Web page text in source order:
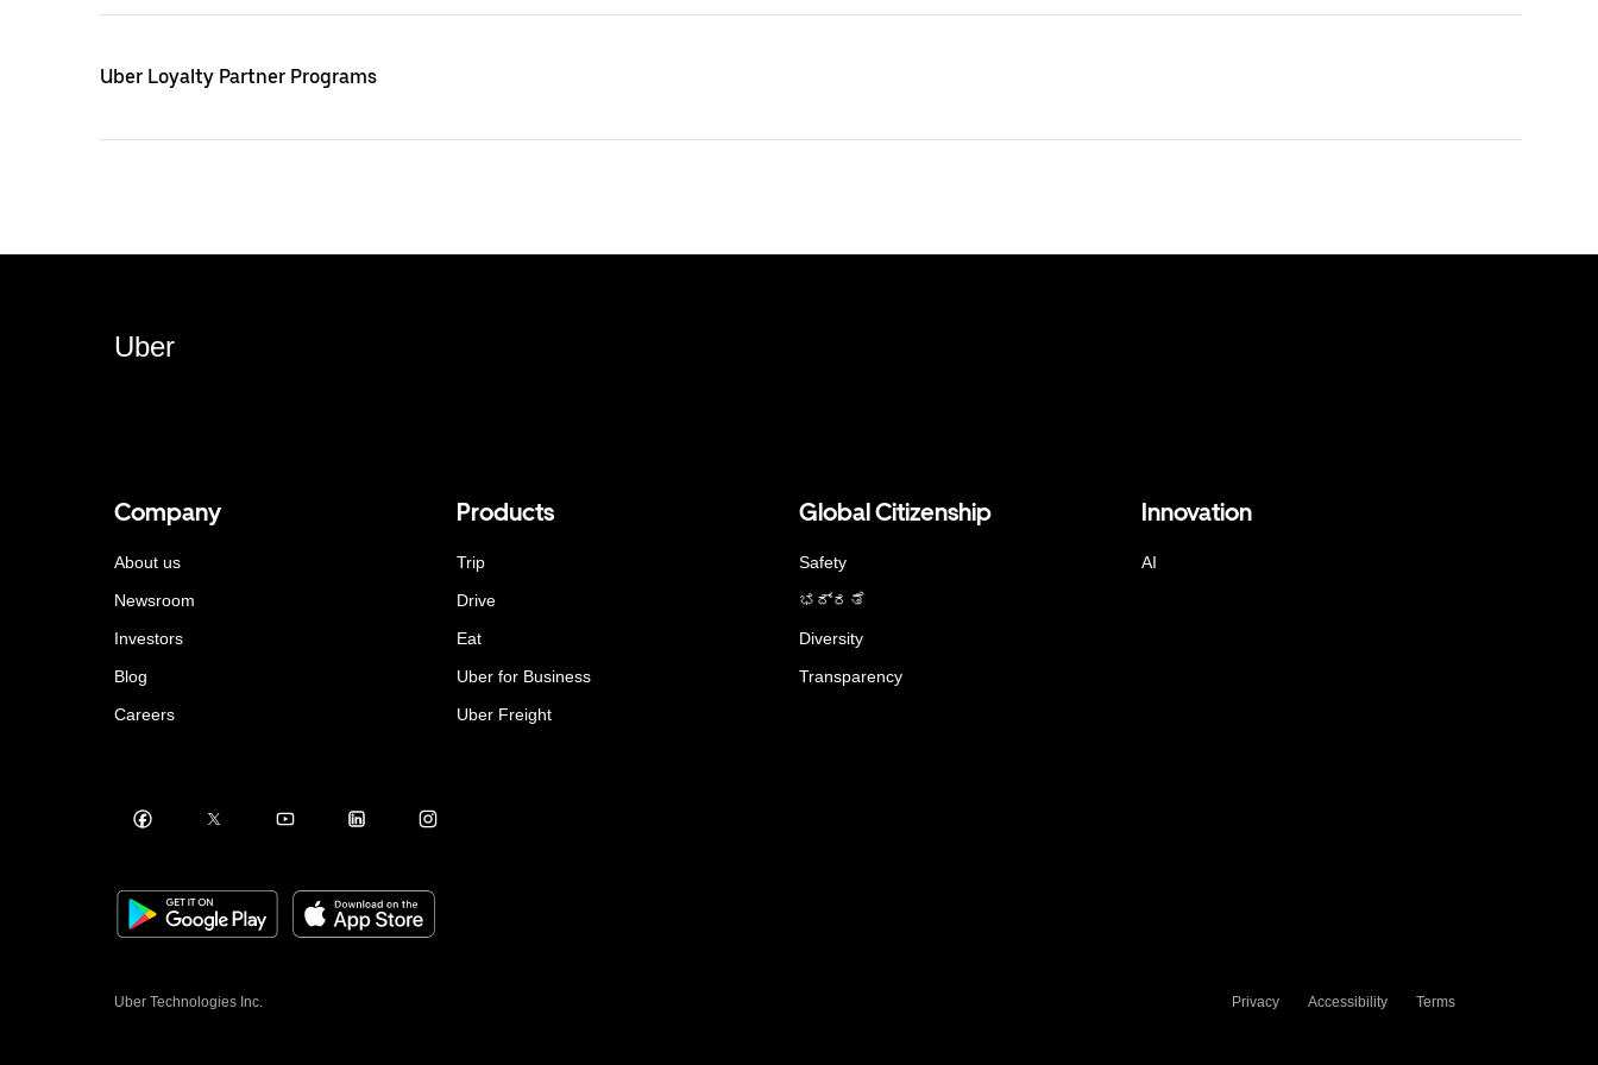
Uber Loyalty Partner Programs
Uber
Company
About us
Newsroom
Investors
Blog
Careers
Products
Trip
Drive
Eat
Uber for Business
Uber Freight
Global Citizenship
Safety
ಭದ್ರತೆ
Diversity
Transparency
Innovation
AI
Uber Technologies Inc. Privacy Accessibility Terms